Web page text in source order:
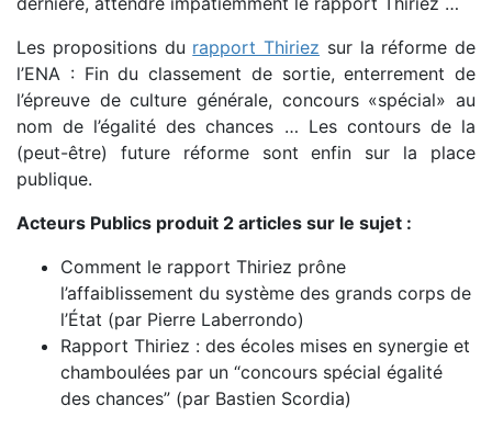
Les propositions du rapport Thiriez sur la réforme de
l’ENA : Fin du classement de sortie, enterrement de
l’épreuve de culture générale, concours «spécial» au
nom de l’égalité des chances … Les contours de la
(peut-être) future réforme sont enfin sur la place
publique.
Acteurs Publics produit 2 articles sur le sujet :
Comment le rapport Thiriez prône
l’affaiblissement du système des grands corps de
l’État (par Pierre Laberrondo)
Rapport Thiriez : des écoles mises en synergie et
chamboulées par un “concours spécial égalité
des chances” (par Bastien Scordia)